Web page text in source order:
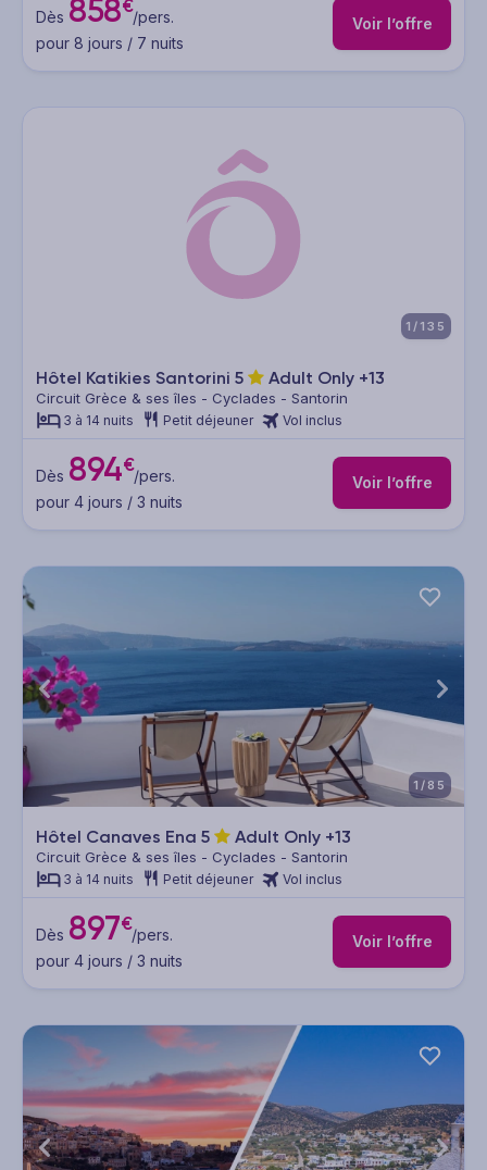
Dès 858€/pers.
pour 8 jours / 7 nuits
Voir l’offre
1/135
Hôtel Katikies Santorini 5 Adult Only +13
Circuit Grèce & ses îles - Cyclades - Santorin
3 à 14 nuits Petit déjeuner Vol inclus
Dès 894€/pers.
pour 4 jours / 3 nuits
Voir l’offre
1/85
Hôtel Canaves Ena 5 Adult Only +13
Circuit Grèce & ses îles - Cyclades - Santorin
3 à 14 nuits Petit déjeuner Vol inclus
Dès 897€/pers.
pour 4 jours / 3 nuits
Voir l’offre